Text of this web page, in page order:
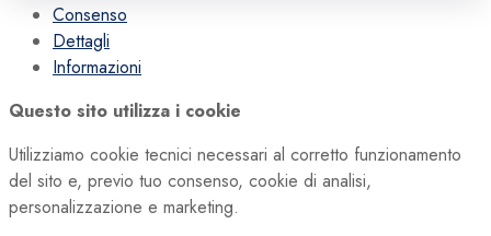
Consenso
Dettagli
Informazioni
Questo sito utilizza i cookie
Utilizziamo cookie tecnici necessari al corretto funzionamento
del sito e, previo tuo consenso, cookie di analisi,
personalizzazione e marketing.